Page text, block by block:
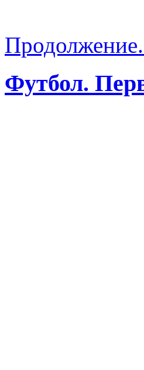
Футбол.